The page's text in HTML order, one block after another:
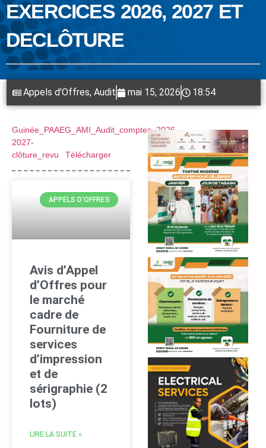
EXERCICES 2026, 2027 ET
DECLÔTURE
Appels d'Offres, Audit mai 15, 2026 18:54
Guinée_PAAEG_AMI_Audit_comptes_2026-
2027-
clôture_revu
Télécharger
APPELS D'OFFRES
Avis d’Appel
d’Offres pour
le marché
cadre de
Fourniture de
services
d’impression
et de
sérigraphie (2
lots)
LIRE LA SUITE »